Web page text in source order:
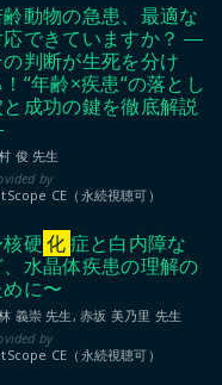
動物の急患、最適な
応できていますか？ ―
の判断が生死を分け
！“年齢×疾患“の落とし
と成功の鍵を徹底解説
俊 先生
CE（永続視聴可）
硬化症と白内障な
、水晶体疾患の理解の
に〜
義崇 先生, 赤坂 美乃里 先生
CE（永続視聴可）